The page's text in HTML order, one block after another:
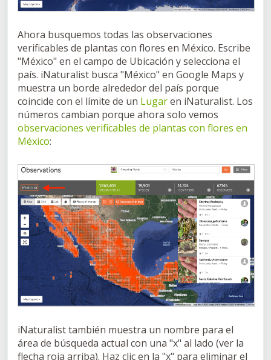
Ahora busquemos todas las observaciones
verificables de plantas con flores en México. Escribe
"México" en el campo de Ubicación y selecciona el
país. iNaturalist busca "México" en Google Maps y
muestra un borde alrededor del país porque
coincide con el límite de un Lugaren iNaturalist. Los
números cambian porque ahora solo vemos
observaciones verificables de plantas con flores en
México:
iNaturalist también muestra un nombre para el
área de búsqueda actual con una "x" al lado (ver la
flecha roja arriba). Haz clic en la "x" para eliminar el